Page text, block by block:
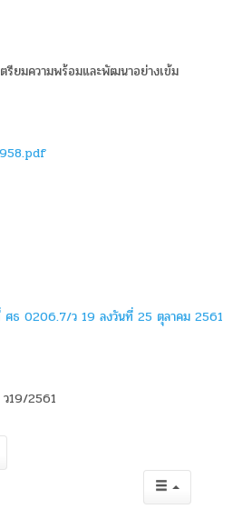
รียมความพร้อมและพัฒนาอย่างเข้ม
ศธ 0206.7/ว 19 ลงวันที่ 25 ตุลาคม 2561
19/2561